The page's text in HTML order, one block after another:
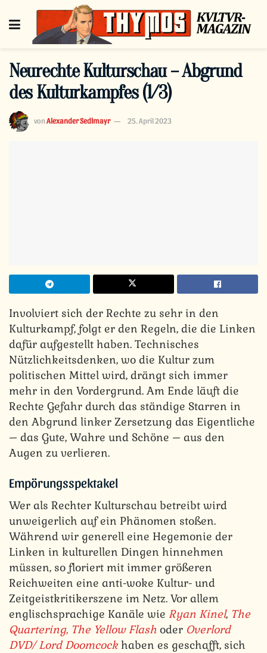
Neurechte Kulturschau – Abgrund
des Kulturkampfes (1/3)
von Alexander Sedlmayr 25. April 2023
Involviert sich der Rechte zu sehr in den
Kulturkampf, folgt er den Regeln, die die Linken
dafür aufgestellt haben. Technisches
Nützlichkeitsdenken, wo die Kultur zum
politischen Mittel wird, drängt sich immer
mehr in den Vordergrund. Am Ende läuft die
Rechte Gefahr durch das ständige Starren in
den Abgrund linker Zersetzung das Eigentliche
– das Gute, Wahre und Schöne – aus den
Augen zu verlieren.
Empörungsspektakel
Wer als Rechter Kulturschau betreibt wird
unweigerlich auf ein Phänomen stoßen.
Während wir generell eine Hegemonie der
Linken in kulturellen Dingen hinnehmen
müssen, so floriert mit immer größeren
Reichweiten eine anti-woke Kultur- und
Zeitgeistkritikerszene im Netz. Vor allem
englischsprachige Kanäle wie Ryan Kinel, The
Quartering, The Yellow Flash oder Overlord
DVD/ Lord Doomcock haben es geschafft, sich